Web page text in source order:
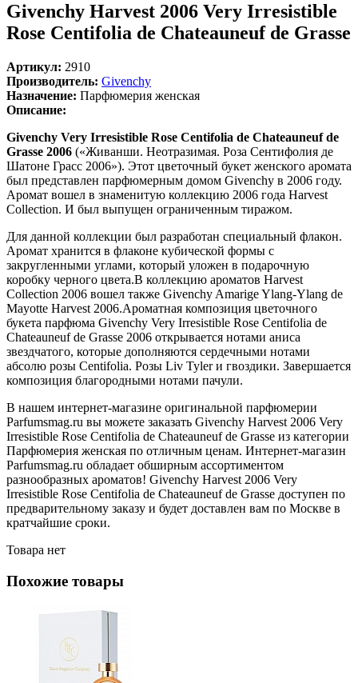
Givenchy Harvest 2006 Very Irresistible
Rose Centifolia de Chateauneuf de Grasse
Артикул: 2910
Производитель: Givenchy
Назначение: Парфюмерия женская
Описание:
Givenchy Very Irresistible Rose Centifolia de Chateauneuf de
Grasse 2006 («Живанши. Неотразимая. Роза Сентифолия де
Шатоне Грасс 2006»). Этот цветочный букет женского аромата
был представлен парфюмерным домом Givenchy в 2006 году.
Аромат вошел в знаменитую коллекцию 2006 года Harvest
Collection. И был выпущен ограниченным тиражом.
Для данной коллекции был разработан специальный флакон.
Аромат хранится в флаконе кубической формы с
закругленными углами, который уложен в подарочную
коробку черного цвета.В коллекцию ароматов Harvest
Collection 2006 вошел также Givenchy Amarige Ylang-Ylang de
Mayotte Harvest 2006.Ароматная композиция цветочного
букета парфюма Givenchy Very Irresistible Rose Centifolia de
Chateauneuf de Grasse 2006 открывается нотами аниса
звездчатого, которые дополняются сердечными нотами
абсолю розы Centifolia. Розы Liv Tyler и гвоздики. Завершается
композиция благородными нотами пачули.
В нашем интернет-магазине оригинальной парфюмерии
Parfumsmag.ru вы можете заказать Givenchy Harvest 2006 Very
Irresistible Rose Centifolia de Chateauneuf de Grasse из категории
Парфюмерия женская по отличным ценам. Интернет-магазин
Parfumsmag.ru обладает обширным ассортиментом
разнообразных ароматов! Givenchy Harvest 2006 Very
Irresistible Rose Centifolia de Chateauneuf de Grasse доступен по
предварительному заказу и будет доставлен вам по Москве в
кратчайшие сроки.
Товара нет
Похожие товары